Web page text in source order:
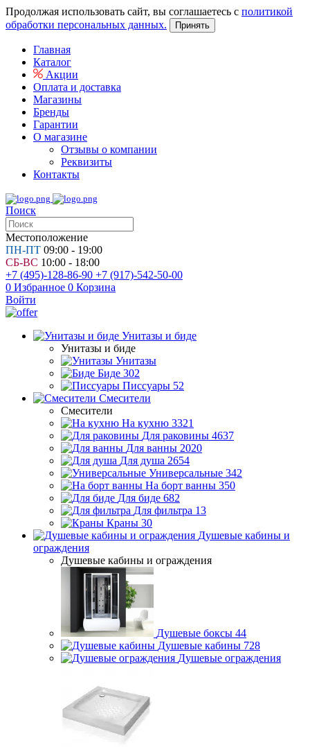
Продолжая использовать сайт, вы соглашаетесь с политикой
обработки персональных данных.
Принять
Главная
Каталог
Акции
Оплата и доставка
Магазины
Бренды
Гарантии
О магазине
Отзывы о компании
Реквизиты
Контакты
Поиск
Местоположение
ПН-ПТ 09:00 - 19:00
СБ-ВС 10:00 - 18:00
+7 (495)-128-86-90 +7 (917)-542-50-00
0 Избранное 0 Корзина
Войти
Унитазы и биде
Унитазы и биде
Унитазы
Биде 302
Писсуары 52
Смесители
Смесители
На кухню 3321
Для раковины 4637
Для ванны 2020
Для душа 2654
Универсальные 342
На борт ванны 350
Для биде 682
Для фильтра 13
Краны 30
Душевые кабины и
ограждения
Душевые кабины и ограждения
Душевые боксы 44
Душевые кабины 728
Душевые ограждения